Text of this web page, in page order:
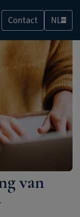
Contact NLNL
van